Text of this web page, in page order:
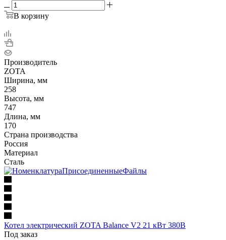
В корзину
Производитель
ZOTA
Ширина, мм
258
Высота, мм
747
Длина, мм
170
Страна производства
Россия
Материал
Сталь
Котел электрический ZOTA Balance V2 21 кВт 380В
Под заказ